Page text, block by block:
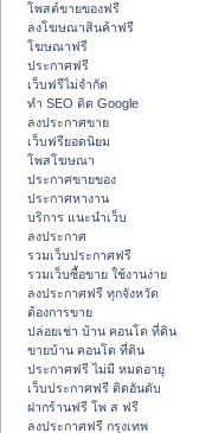
โพสต์ขายของฟรี
ลงโฆษณาสินค้าฟรี
โฆษณาฟรี
ประกาศฟรี
เว็บฟรีไม่จำกัด
ทำ SEO ติด Google
ลงประกาศขาย
เว็บฟรียอดนิยม
โพสโฆษณา
ประกาศขายของ
ประกาศหางาน
บริการ แนะนำเว็บ
ลงประกาศ
รวมเว็บประกาศฟรี
รวมเว็บซื้อขาย ใช้งานง่าย
ลงประกาศฟรี ทุกจังหวัด
ต้องการขาย
ปล่อยเช่า บ้าน คอนโด ที่ดิน
ขายบ้าน คอนโด ที่ดิน
ประกาศฟรี ไม่มี หมดอายุ
เว็บประกาศฟรี ติดอันดับ
ฝากร้านฟรี โพ ส ฟรี
ลงประกาศฟรี กรุงเทพ